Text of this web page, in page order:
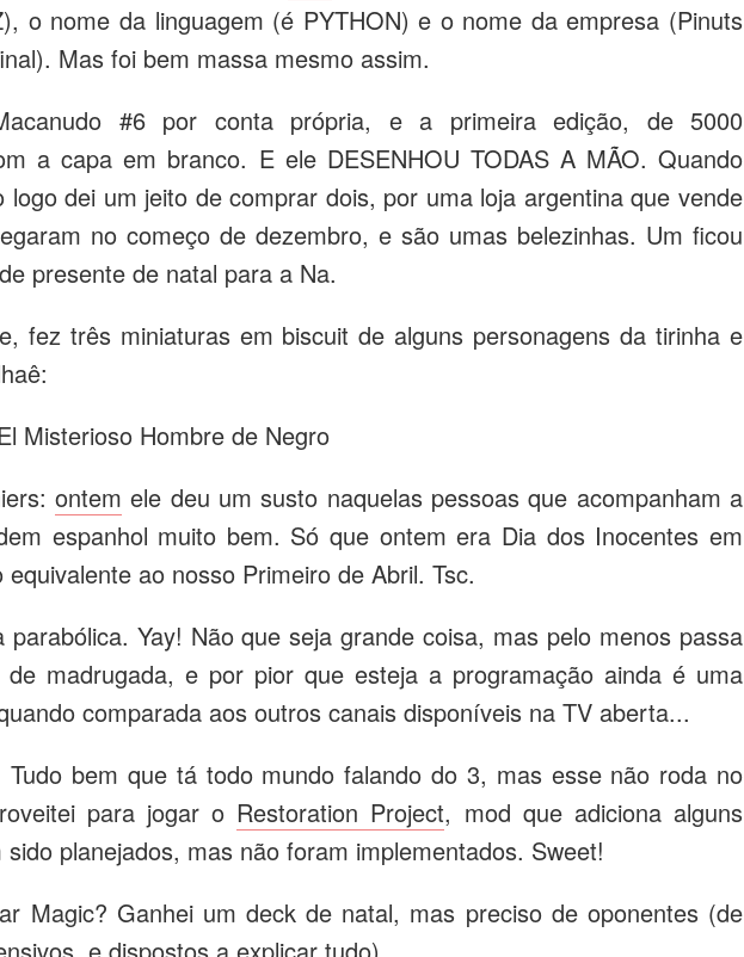
o nome da linguagem (é PYTHON) e o nome da empresa (Pinuts
Mas foi bem massa mesmo assim.
#6 por conta própria, e a primeira edição, de 5000
a capa em branco. E ele DESENHOU TODAS A MÃO. Quando
logo dei um jeito de comprar dois, por uma loja argentina que vende
no começo de dezembro, e são umas belezinhas. Um ficou
presente de natal para a Na.
fez três miniaturas em biscuit de alguns personagens da tirinha e
Misterioso Hombre de Negro
ontem ele deu um susto naquelas pessoas que acompanham a
espanhol muito bem. Só que ontem era Dia dos Inocentes em
ao nosso Primeiro de Abril. Tsc.
Yay! Não que seja grande coisa, mas pelo menos passa
de madrugada, e por pior que esteja a programação ainda é uma
comparada aos outros canais disponíveis na TV aberta...
Tudo bem que tá todo mundo falando do 3, mas esse não roda no
para jogar o Restoration Project, mod que adiciona alguns
planejados, mas não foram implementados. Sweet!
Magic? Ganhei um deck de natal, mas preciso de oponentes (de